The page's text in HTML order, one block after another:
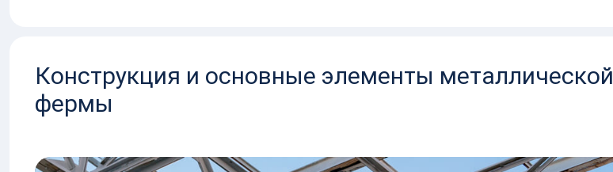
Конструкция и основные элементы металлической
фермы